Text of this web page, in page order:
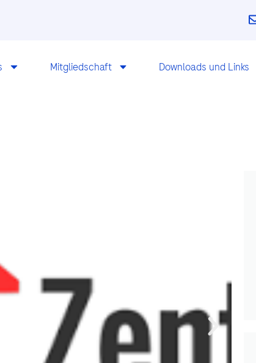
Mitgliedschaft Downloads und Links